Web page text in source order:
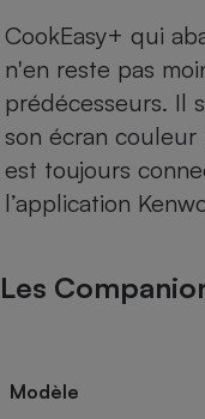
CookEasy+ qui
n'en reste pas
prédécesseurs. Il
son écran
est toujours
l’application
Les
Modèle